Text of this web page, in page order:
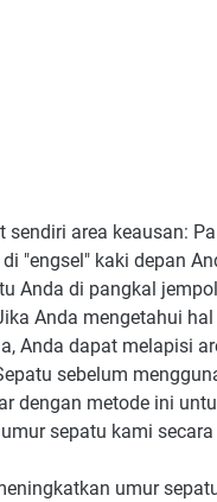
sendiri area keausan:
"engsel" kaki depan
Anda di pangkal
Anda mengetahui
Anda dapat melapisi
sebelum
dengan metode ini
sepatu kami
umur